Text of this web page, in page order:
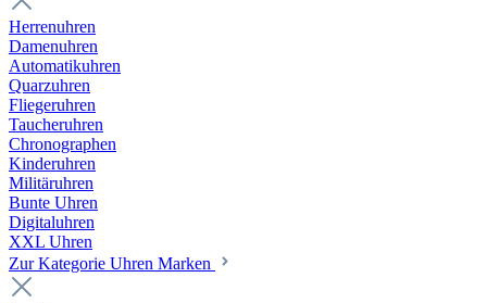
Herrenuhren
Damenuhren
Automatikuhren
Quarzuhren
Fliegeruhren
Taucheruhren
Chronographen
Kinderuhren
Militäruhren
Bunte Uhren
Digitaluhren
XXL Uhren
Zur Kategorie Uhren Marken